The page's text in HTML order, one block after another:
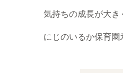
気持ちの成長が大
にじのいるか保育園